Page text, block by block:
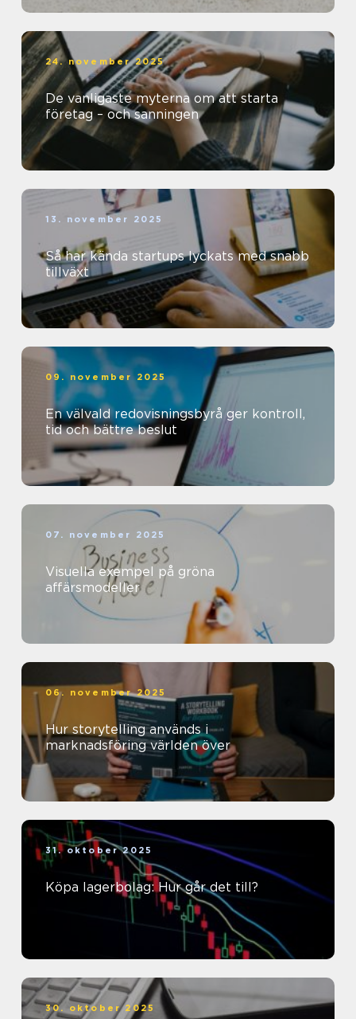
24. november 2025
De vanligaste myterna om att starta
företag – och sanningen
13. november 2025
Så har kända startups lyckats med snabb
tillväxt
09. november 2025
En välvald redovisningsbyrå ger kontroll,
tid och bättre beslut
07. november 2025
Visuella exempel på gröna
affärsmodeller
06. november 2025
Hur storytelling används i
marknadsföring världen över
31. oktober 2025
Köpa lagerbolag: Hur går det till?
30. oktober 2025